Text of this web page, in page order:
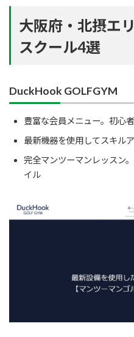
大阪府・北摂エ
スクール4選
DuckHook GOLFGYM
豊富な会員メニュー。初心
最新機器を使用してスキル
完全マンツーマンレッスン
イル